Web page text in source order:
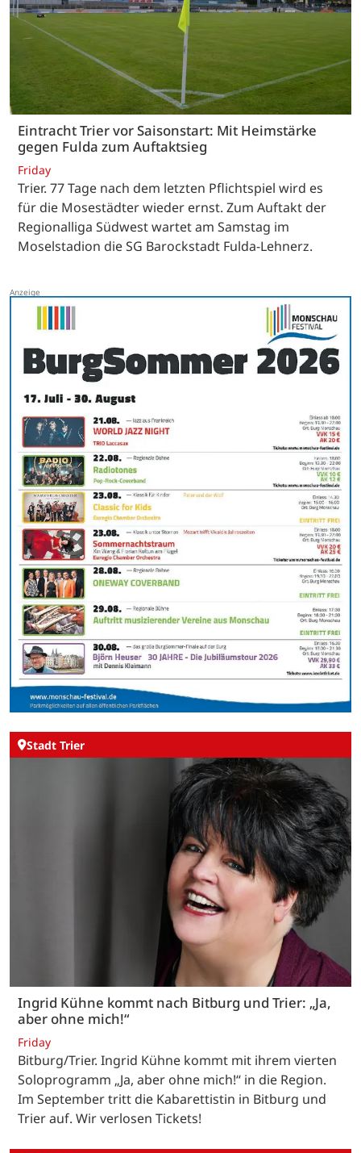
Eintracht Trier vor Saisonstart: Mit Heimstärke
gegen Fulda zum Auftaktsieg
Friday
Trier. 77 Tage nach dem letzten Pflichtspiel wird es
für die Mosestädter wieder ernst. Zum Auftakt der
Regionalliga Südwest wartet am Samstag im
Moselstadion die SG Barockstadt Fulda-Lehnerz.
Stadt Trier
Ingrid Kühne kommt nach Bitburg und Trier: „Ja,
aber ohne mich!“
Friday
Bitburg/Trier. Ingrid Kühne kommt mit ihrem vierten
Soloprogramm „Ja, aber ohne mich!“ in die Region.
Im September tritt die Kabarettistin in Bitburg und
Trier auf. Wir verlosen Tickets!